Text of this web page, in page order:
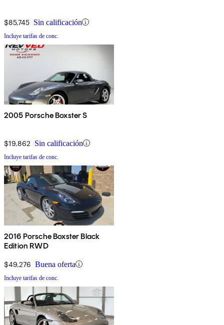
$85,745 Sin calificación
Incluye tarifas de conc.
2005 Porsche Boxster S
$19,862 Sin calificación
Incluye tarifas de conc.
2016 Porsche Boxster Black
Edition RWD
$49,276 Buena oferta
Incluye tarifas de conc.